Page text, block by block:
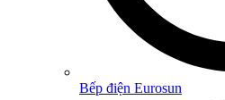
Bếp điện Eurosun